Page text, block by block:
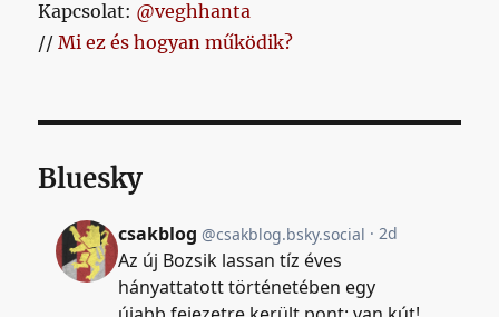
Kapcsolat: @veghhanta
//Mi ez és hogyan működik?
Bluesky